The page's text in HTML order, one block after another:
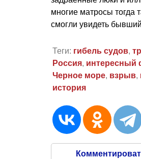
многие матросы тогда
смогли увидеть
Теги: гибель судов,
Россия, интересный
Черное море, взрыв,
история